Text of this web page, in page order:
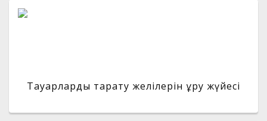
Тауарларды тарату желілерін құру жүйесі